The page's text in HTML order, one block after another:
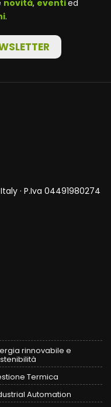
novità, eventied
.
· P.Iva 04491980274
rinnovabile e
Termica
Automation